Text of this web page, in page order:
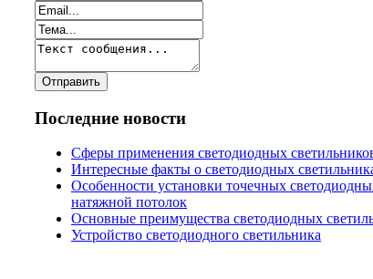
Последние новости
Сферы применения светодиодных
Интересные факты о светодиодных
Особенности установки точечных
натяжной потолок
Основные преимущества светодиодных
Устройство светодиодного светильника